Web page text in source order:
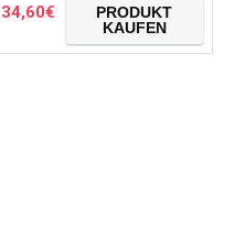
34,60€
PRODUKT
KAUFEN